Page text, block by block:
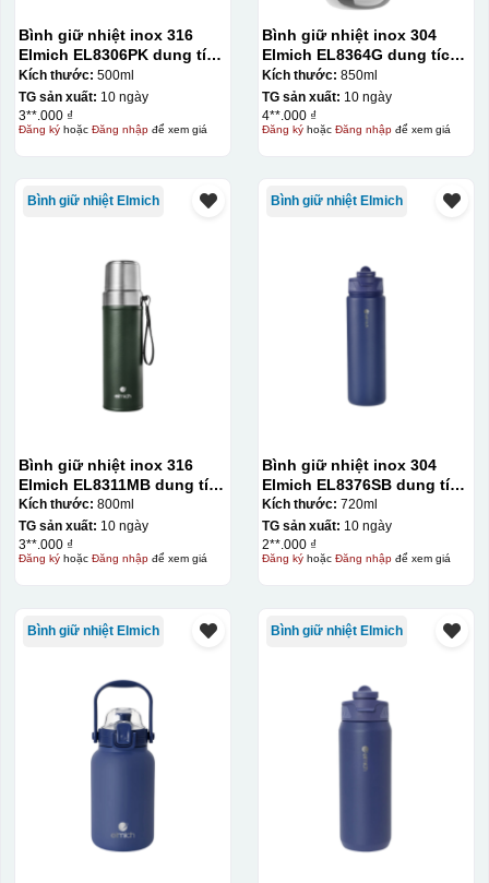
Bình giữ nhiệt inox 316
Elmich EL8306PK dung tích
500ml
Kích thước: 500ml
TG sản xuất: 10 ngày
3**.000 ₫
Đăng kýhoặc Đăng nhậpđể xem giá
Bình giữ nhiệt inox 304
Elmich EL8364G dung tích
850ml
Kích thước: 850ml
TG sản xuất: 10 ngày
4**.000 ₫
Đăng kýhoặc Đăng nhậpđể xem giá
Bình giữ nhiệt Elmich
Bình giữ nhiệt inox 316
Elmich EL8311MB dung tích
800ml
Kích thước: 800ml
TG sản xuất: 10 ngày
3**.000 ₫
Đăng kýhoặc Đăng nhậpđể xem giá
Bình giữ nhiệt Elmich
Bình giữ nhiệt inox 304
Elmich EL8376SB dung tích
720ml
Kích thước: 720ml
TG sản xuất: 10 ngày
2**.000 ₫
Đăng kýhoặc Đăng nhậpđể xem giá
Bình giữ nhiệt Elmich Bình giữ nhiệt Elmich